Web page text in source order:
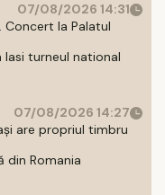
07/08/2026 14:31
la Palatul
turneul national
07/08/2026 14:27
are propriul timbru
din Romania